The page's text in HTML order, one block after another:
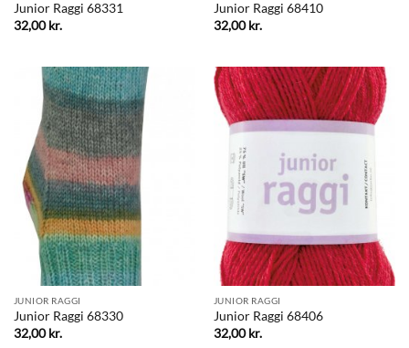
Junior Raggi 68331
32,00kr.
Junior Raggi 68410
32,00kr.
JUNIOR RAGGI
Junior Raggi 68330
32,00kr.
JUNIOR RAGGI
Junior Raggi 68406
32,00kr.